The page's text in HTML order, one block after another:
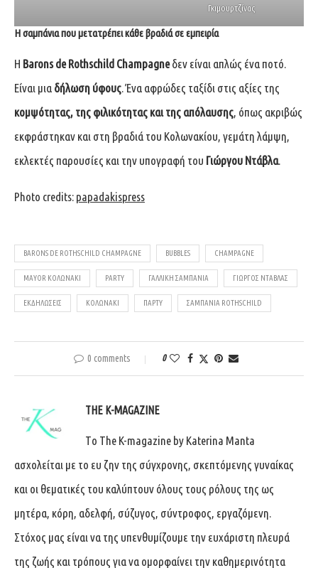
Γκιμουρτζίνας
Η σαμπάνια που μετατρέπει κάθε βραδιά σε εμπειρία
Η Barons de Rothschild Champagneδεν είναι απλώς ένα ποτό.
Είναι μια δήλωση ύφους. Ένα αφρώδες ταξίδι στις αξίες της
κομψότητας, της φιλικότητας και της απόλαυσης, όπως ακριβώς
εκφράστηκαν και στη βραδιά του Κολωνακίου, γεμάτη λάμψη,
εκλεκτές παρουσίες και την υπογραφή του Γιώργου Ντάβλα.
Photo credits: papadakispress
BARONS DE ROTHSCHILD CHAMPAGNE BUBBLES CHAMPAGNE
MAYOR ΚΟΛΩΝΆΚΙ PARTY ΓΑΛΛΙΚΉ ΣΑΜΠΆΝΙΑ ΓΙΏΡΓΟΣ ΝΤΆΒΛΑΣ
ΕΚΔΗΛΏΣΕΙΣ ΚΟΛΩΝΆΚΙ ΠΆΡΤΥ ΣΑΜΠΆΝΙΑ ROTHSCHILD
0 comments 0
THE K-MAGAZINE
Tο The K-magazine by Katerina Manta
ασχολείται με το ευ ζην της σύγχρονης, σκεπτόμενης γυναίκας
και οι θεματικές του καλύπτουν όλους τους ρόλους της ως
μητέρα, κόρη, αδελφή, σύζυγος, σύντροφος, εργαζόμενη.
Στόχος μας είναι να της υπενθυμίζουμε την ευχάριστη πλευρά
της ζωής και τρόπους για να ομορφαίνει την καθημερινότητα